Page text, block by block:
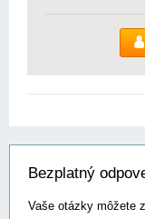
Bezplatný
Vaše otázky môžete